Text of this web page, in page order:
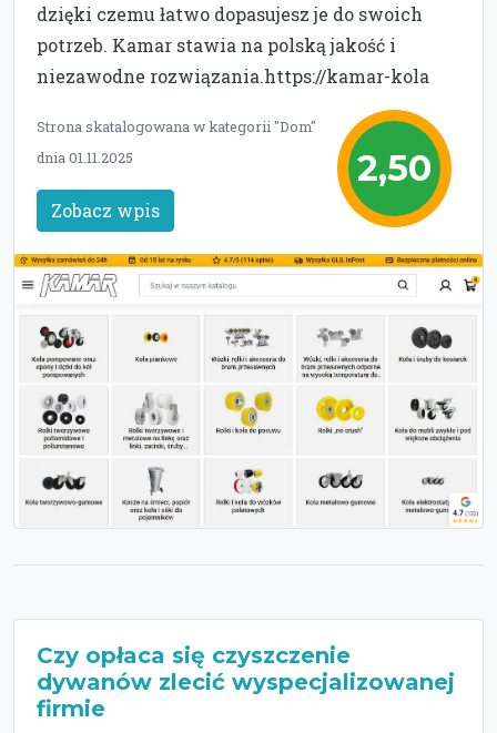
dzięki czemu łatwo dopasujesz je do swoich
potrzeb. Kamar stawia na polską jakość i
niezawodne rozwiązania.https://kamar-kola
2,50
Strona skatalogowana w kategorii "Dom"
dnia 01.11.2025
Zobacz wpis
Czy opłaca się czyszczenie
dywanów zlecić wyspecjalizowanej
firmie